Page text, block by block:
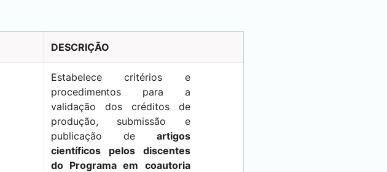
DESCRIÇÃO
Estabelece critérios e
procedimentos para a
validação dos créditos de
produção, submissão e
publicação de artigos
científicos pelos discentes
do Programa em coautoria